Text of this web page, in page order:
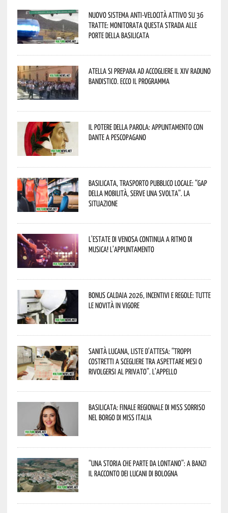
Nuovo sistema anti-velocità attivo su 36
tratte: monitorata questa strada alle
porte della Basilicata
Atella si prepara ad accogliere il XIV Raduno
Bandistico. Ecco il programma
Il Potere della parola: appuntamento con
Dante a Pescopagano
Basilicata, trasporto pubblico locale: “Gap
della mobilità, serve una svolta”. La
situazione
L’estate di Venosa continua a ritmo di
musica! L’appuntamento
Bonus caldaia 2026, incentivi e regole: tutte
le novità in vigore
Sanità lucana, liste d’attesa: “Troppi
costretti a scegliere tra aspettare mesi o
rivolgersi al privato”. L’appello
Basilicata: finale regionale di Miss Sorriso
nel borgo di Miss Italia
“Una storia che parte da lontano”: a Banzi
il racconto dei Lucani di Bologna